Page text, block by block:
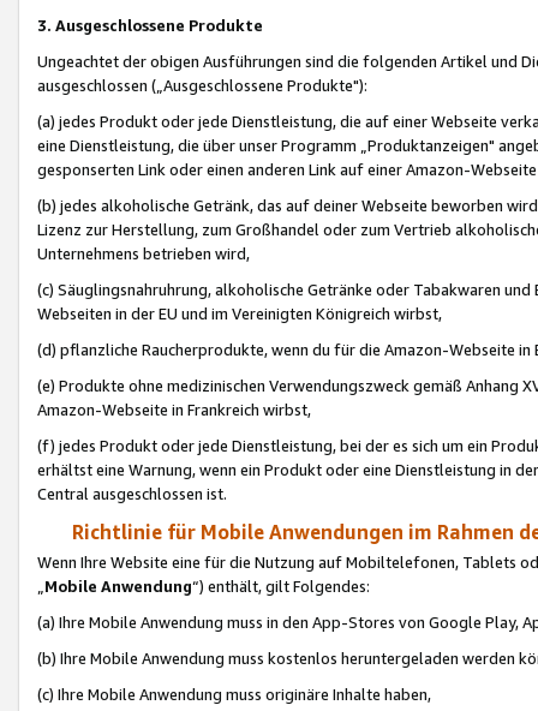
3. Ausgeschlossene Produkte
Ungeachtet der obigen Ausführungen sind die folgenden Artikel und
ausgeschlossen („Ausgeschlossene Produkte"):
(a) jedes Produkt oder jede Dienstleistung, die auf einer Webseite
eine Dienstleistung, die über unser Programm „Produktanzeigen"
gesponserten Link oder einen anderen Link auf einer Amazon-
(b) jedes alkoholische Getränk, das auf deiner Webseite beworben
Lizenz zur Herstellung, zum Großhandel oder zum Vertrieb
Unternehmens betrieben wird,
(c) Säuglingsnahruhrung, alkoholische Getränke oder Tabakwaren
Webseiten in der EU und im Vereinigten Königreich wirbst,
(d) pflanzliche Raucherprodukte, wenn du für die Amazon-Webseite in
(e) Produkte ohne medizinischen Verwendungszweck gemäß Anhang
Amazon-Webseite in Frankreich wirbst,
(f) jedes Produkt oder jede Dienstleistung, bei der es sich um ein
erhältst eine Warnung, wenn ein Produkt oder eine Dienstleistung in
Central ausgeschlossen ist.
Richtlinie für Mobile Anwendungen im Rahmen
Wenn Ihre Website eine für die Nutzung auf Mobiltelefonen, Tablets
„Mobile Anwendung“) enthält, gilt Folgendes:
(a) Ihre Mobile Anwendung muss in den App-Stores von Google Play,
(b) Ihre Mobile Anwendung muss kostenlos heruntergeladen werden
(c) Ihre Mobile Anwendung muss originäre Inhalte haben,